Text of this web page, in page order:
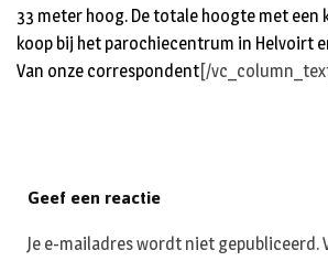
33 meter hoog. De totale hoogte met
koop bij het parochiecentrum in Helvoirt
Van onze correspondent[/
Geef een reactie
Je e-mailadres wordt niet gepubliceerd.